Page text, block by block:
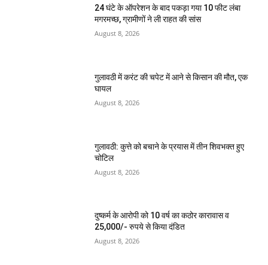
24 घंटे के ऑपरेशन के बाद पकड़ा गया 10 फीट लंबा
मगरमच्छ, ग्रामीणों ने ली राहत की सांस
August 8, 2026
गुलावठी में करंट की चपेट में आने से किसान की मौत, एक
घायल
August 8, 2026
गुलावठी: कुत्ते को बचाने के प्रयास में तीन शिवभक्त हुए
चोटिल
August 8, 2026
दुष्कर्म के आरोपी को 10 वर्ष का कठोर कारावास व
25,000/- रुपये से किया दंडित
August 8, 2026